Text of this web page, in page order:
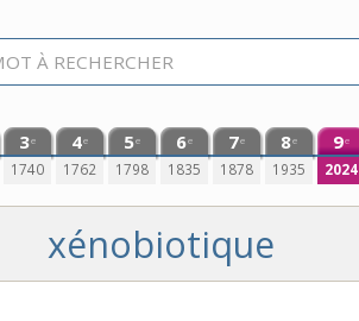
3e
1740
4e
1762
5e
1798
6e
1835
7e
1878
8e
1935
9e
2024
xénobiotique